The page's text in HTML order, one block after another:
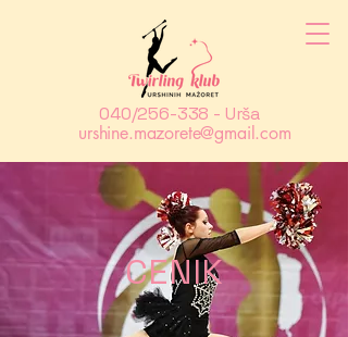
040/256-338 - Urša
urshine.mazorete@gmail.com
CENIK